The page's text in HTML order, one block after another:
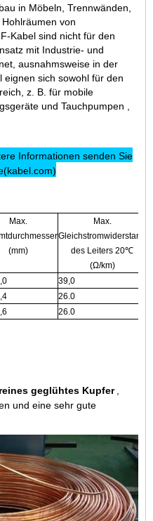
in Möbeln, Trennwänden,
von
Kabel sind nicht für den
mit Industrie- und
ausnahmsweise in der
eignen sich sowohl für den
z. B. für mobile
und Tauchpumpen ,
Informationen senden Sie
Max.
(mm)
Max.
Gleichstromwiderstand
des Leiters 20℃
(Ω/km)
39,0
26.0
26.0
geglühtes Kupfer
und eine sehr gute